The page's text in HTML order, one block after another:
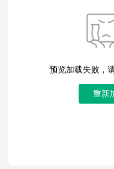
预览加载失败，
重新